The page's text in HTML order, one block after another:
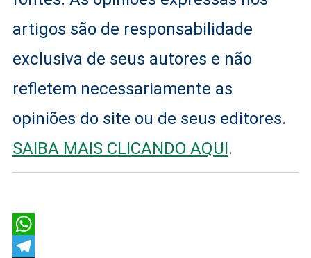
artigos são de responsabilidade
exclusiva de seus autores e não
refletem necessariamente as
opiniões do site ou de seus editores.
SAIBA MAIS CLICANDO AQUI.
WhatsApp